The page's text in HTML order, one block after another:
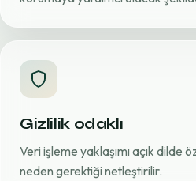
Gizlilik odaklı
Veri işleme yaklaşımı açık dilde
neden gerektiği netleştirilir.